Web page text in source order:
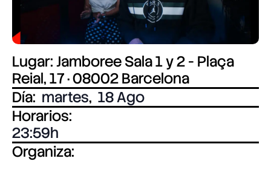
Lugar: Jamboree Sala 1 y 2 - Plaça
Reial, 17 · 08002 Barcelona
Día: martes, 18 Ago
Horarios:
23:59
Organiza: